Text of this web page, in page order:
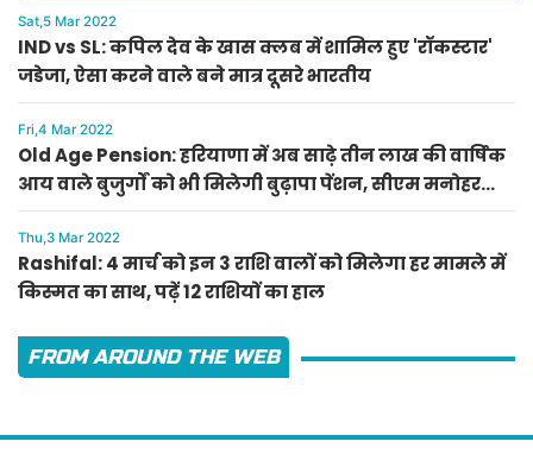
Sat,5 Mar 2022
IND vs SL: कपिल देव के खास क्लब में शामिल हुए 'रॉकस्टार'
जडेजा, ऐसा करने वाले बने मात्र दूसरे भारतीय
Fri,4 Mar 2022
Old Age Pension: हरियाणा में अब साढ़े तीन लाख की वार्षिक
आय वाले बुजुर्गों को भी मिलेगी बुढ़ापा पेंशन, सीएम मनोहर
लाल का ऐलान
Thu,3 Mar 2022
Rashifal: 4 मार्च को इन 3 राशि वालों को मिलेगा हर मामले में
किस्मत का साथ, पढ़ें 12 राशियों का हाल
FROM AROUND THE WEB